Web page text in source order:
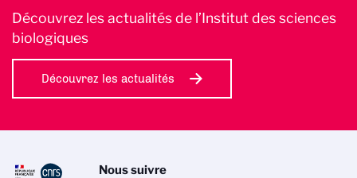
Découvrez les actualités de l’Institut des sciences
biologiques
Découvrez les actualités
Nous suivre